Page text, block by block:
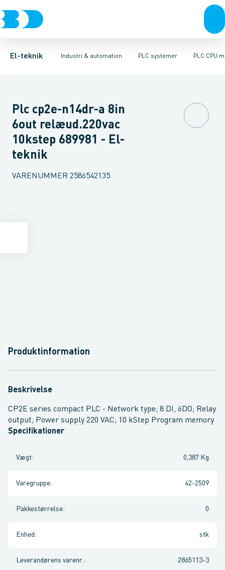
El-teknik Industri & automation
Afbrydere, stikkontakter & lampeudtagForgreningsmateriel
PLC systemer
Industristiksystemer Frekvensomformere og softstartere
PLC CPU
Distribueret I/O - analog/digital modulPLC strømforsyning
Plc cp2e-n14dr-a 8in
6out relæud.220vac
10kstep 689981 - El-
teknik
VARENUMMER 2586542135
Produktinformation
Beskrivelse
CP2E series compact PLC - Network type; 8 DI, 6DO; Relay
output; Power supply 220 VAC; 10 kStep Program memory
Specifikationer
Vægt: 0,387 Kg
Varegruppe: 42-2509
Pakkestørrelse: 0
Enhed : stk
Leverandørens varenr. : 2865113-3